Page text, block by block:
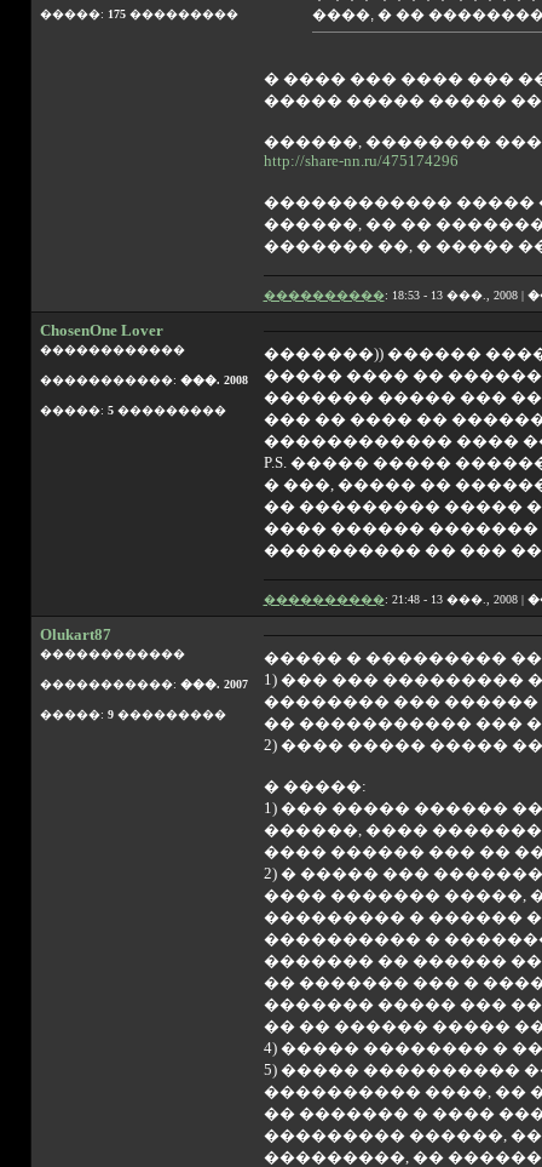
�����: 175���������
����, � ��
� ���� ��� ���� ���
����� ����� �����
������, ��������
http://share-nn.ru/475174296
������������ �����
������, �� ��
������� ��, � �����
����������: 18:53 - 13 ���., 2008 |
ChosenOne Lover
������������
�����������: ���. 2008
�����: 5���������
�������)) ������
����� ���� �� ������
������� ����� ���
��� �� ���� �� ������))
������������ ����
P.S. ����� �����
� ���, ����� ��
�� ��������� �����
���� ������ �������
���������� �� ���
����������: 21:48 - 13 ���., 2008 |
Olukart87
������������
�����������: ���. 2007
�����: 9���������
����� � ���������
1) ��� ���
�������� ���
�� ����������� ���
2) ���� ����� �����
� �����:
1) ��� ����� ������
������, ����
���� ������ ��� ��
2) � ����� ���
���� ������� �����,
��������� � ������
���������� �
������� �� ������
�� ������� ��� �
������� ����� ���
�� �� ������ �����
4) ����� �������� �
5) ����� ����������
���������� ����, ��
�� ������� � ����
��������� ������,
���������, ��